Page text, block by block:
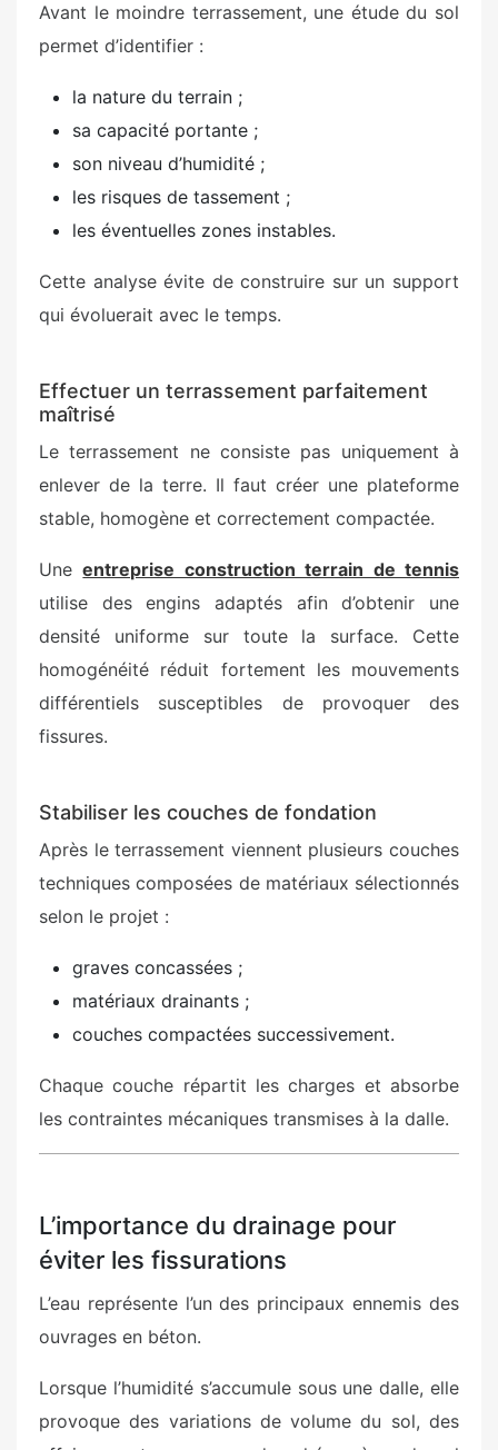
Avant le moindre terrassement, une étude du sol
permet d’identifier :
la nature du terrain ;
sa capacité portante ;
son niveau d’humidité ;
les risques de tassement ;
les éventuelles zones instables.
Cette analyse évite de construire sur un support
qui évoluerait avec le temps.
Effectuer un terrassement parfaitement
maîtrisé
Le terrassement ne consiste pas uniquement à
enlever de la terre. Il faut créer une plateforme
stable, homogène et correctement compactée.
Uneentreprise construction terrain de tennis
utilise des engins adaptés afin d’obtenir une
densité uniforme sur toute la surface. Cette
homogénéité réduit fortement les mouvements
différentiels susceptibles de provoquer des
fissures.
Stabiliser les couches de fondation
Après le terrassement viennent plusieurs couches
techniques composées de matériaux sélectionnés
selon le projet :
graves concassées ;
matériaux drainants ;
couches compactées successivement.
Chaque couche répartit les charges et absorbe
les contraintes mécaniques transmises à la dalle.
L’importance du drainage pour
éviter les fissurations
L’eau représente l’un des principaux ennemis des
ouvrages en béton.
Lorsque l’humidité s’accumule sous une dalle, elle
provoque des variations de volume du sol, des